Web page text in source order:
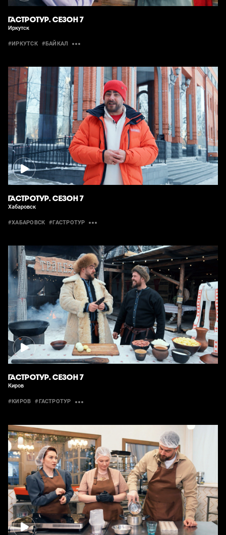
ГАСТРОТУР. СЕЗОН 7
Иркутск
#ИРКУТСК #БАЙКАЛ
ГАСТРОТУР. СЕЗОН 7
Хабаровск
#ХАБАРОВСК #ГАСТРОТУР
ГАСТРОТУР. СЕЗОН 7
Киров
#КИРОВ #ГАСТРОТУР